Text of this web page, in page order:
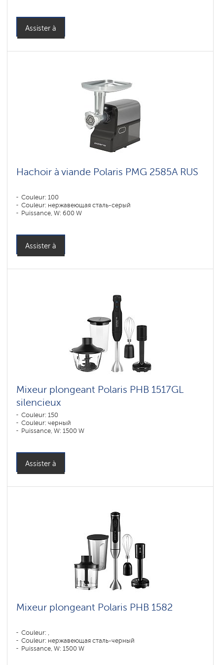
Assister à
Hachoir à viande Polaris PMG 2585A RUS
Couleur: 100
Couleur: нержавеющая сталь-серый
Puissance, W: 600 W
Assister à
Mixeur plongeant Polaris PHB 1517GL
silencieux
Couleur: 150
Couleur: черный
Puissance, W: 1500 W
Assister à
Mixeur plongeant Polaris PHB 1582
Couleur: ,
Couleur: нержавеющая сталь-черный
Puissance, W: 1500 W